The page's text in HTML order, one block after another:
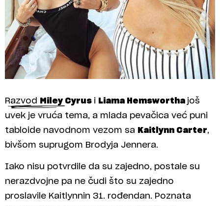
Razvod Miley Cyrus i Liama Hemswortha još
uvek je vruća tema, a mlada pevačica već puni
tabloide navodnom vezom sa Kaitlynn Carter,
bivšom suprugom Brodyja Jennera.
Iako nisu potvrdile da su zajedno, postale su
nerazdvojne pa ne čudi što su zajedno
proslavile Kaitlynnin 31. rođendan. Poznata